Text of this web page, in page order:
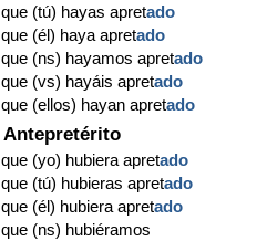
que (tú) hayas apretado
que (él) haya apretado
que (ns) hayamos apretado
que (vs) hayáis apretado
que (ellos) hayan apretado
Antepretérito
que (yo) hubiera apretado
que (tú) hubieras apretado
que (él) hubiera apretado
que (ns) hubiéramos